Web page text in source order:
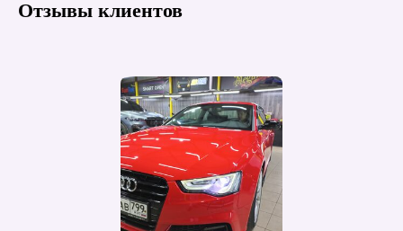
Отзывы клиентов